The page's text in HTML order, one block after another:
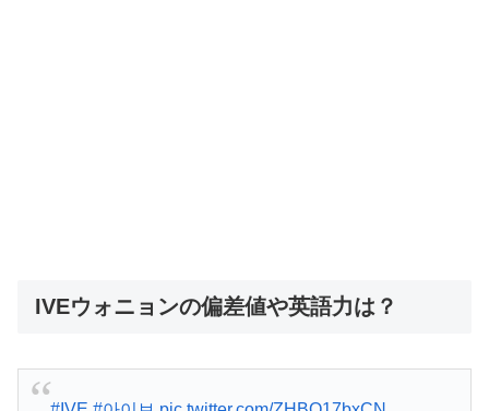
IVEウォニョンの偏差値や英語力は？